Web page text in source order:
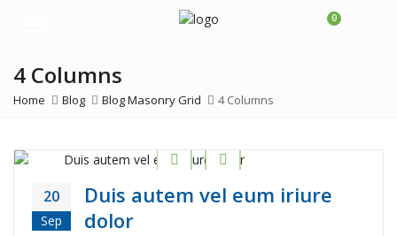
0
4 Columns
Home Blog Blog Masonry Grid 4 Columns
20
Sep
Duis autem vel eum iriure
dolor